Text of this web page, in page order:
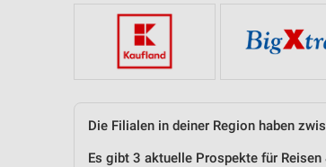
Die Filialen in deiner Region haben
Es gibt 3 aktuelle Prospekte für